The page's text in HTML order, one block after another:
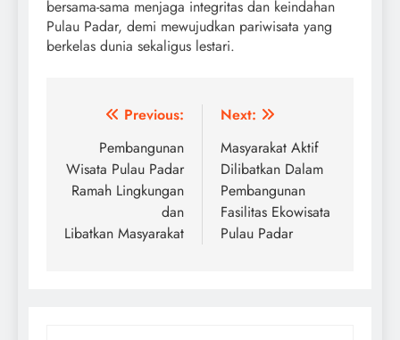
bersama-sama menjaga integritas dan keindahan
Pulau Padar, demi mewujudkan pariwisata yang
berkelas dunia sekaligus lestari.
navigation
Previous:
Pembangunan
Wisata Pulau Padar
Ramah Lingkungan
dan
Libatkan Masyarakat
Next:
Masyarakat Aktif
Dilibatkan Dalam
Pembangunan
Fasilitas Ekowisata
Pulau Padar